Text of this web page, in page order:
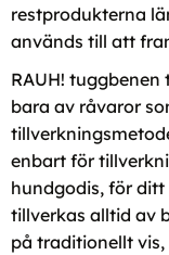
restprodukterna
används till att
RAUH!
bara av råvaror
enbart för
hundgodis, för ditt
tillverkas alltid av
på traditionellt vis,